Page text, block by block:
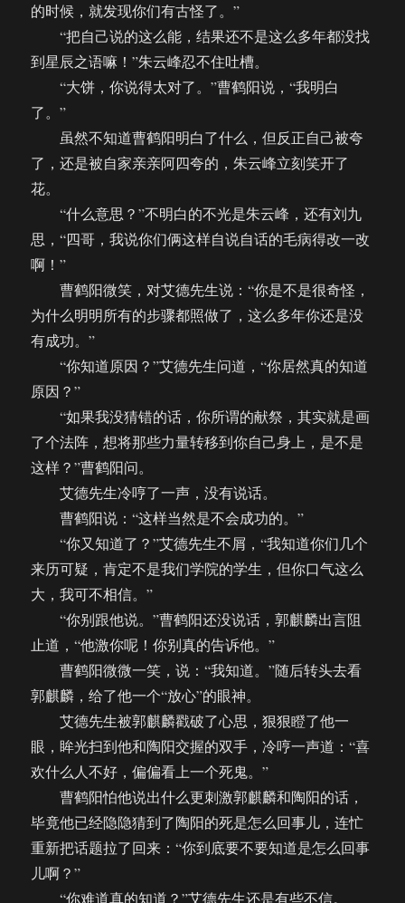
的时候，就发现你们有古怪了。”
“把自己说的这么能，结果还不是这么多年都没找
到星辰之语嘛！”朱云峰忍不住吐槽。
“大饼，你说得太对了。”曹鹤阳说，“我明白
了。”
虽然不知道曹鹤阳明白了什么，但反正自己被夸
了，还是被自家亲亲阿四夸的，朱云峰立刻笑开了
花。
“什么意思？”不明白的不光是朱云峰，还有刘九
思，“四哥，我说你们俩这样自说自话的毛病得改一改
啊！”
曹鹤阳微笑，对艾德先生说：“你是不是很奇怪，
为什么明明所有的步骤都照做了，这么多年你还是没
有成功。”
“你知道原因？”艾德先生问道，“你居然真的知道
原因？”
“如果我没猜错的话，你所谓的献祭，其实就是画
了个法阵，想将那些力量转移到你自己身上，是不是
这样？”曹鹤阳问。
艾德先生冷哼了一声，没有说话。
曹鹤阳说：“这样当然是不会成功的。”
“你又知道了？”艾德先生不屑，“我知道你们几个
来历可疑，肯定不是我们学院的学生，但你口气这么
大，我可不相信。”
“你别跟他说。”曹鹤阳还没说话，郭麒麟出言阻
止道，“他激你呢！你别真的告诉他。”
曹鹤阳微微一笑，说：“我知道。”随后转头去看
郭麒麟，给了他一个“放心”的眼神。
艾德先生被郭麒麟戳破了心思，狠狠瞪了他一
眼，眸光扫到他和陶阳交握的双手，冷哼一声道：“喜
欢什么人不好，偏偏看上一个死鬼。”
曹鹤阳怕他说出什么更刺激郭麒麟和陶阳的话，
毕竟他已经隐隐猜到了陶阳的死是怎么回事儿，连忙
重新把话题拉了回来：“你到底要不要知道是怎么回事
儿啊？”
“你难道真的知道？”艾德先生还是有些不信。